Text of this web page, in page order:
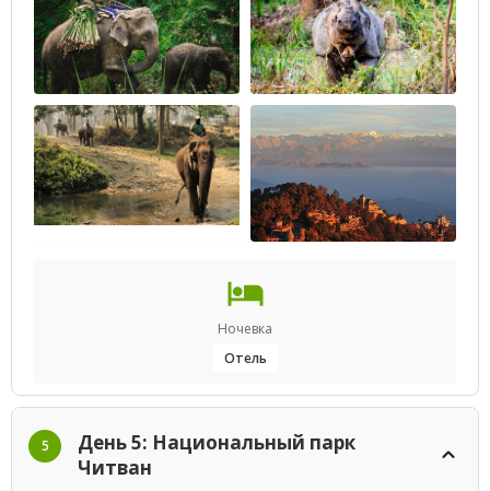
Ночевка
Отель
5
День 5: Национальный парк
Читван